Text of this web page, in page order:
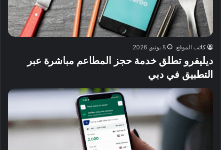
كاتب الموقع 8 يونيو, 2026
ديليفرو تطلق خدمة حجز المطاعم مباشرة عبر
التطبيق في دبي